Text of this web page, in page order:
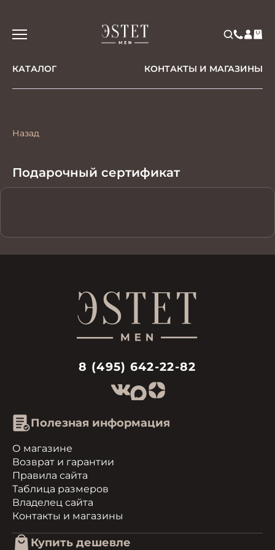
КАТАЛОГ КОНТАКТЫ И МАГАЗИНЫ
Назад
Подарочный сертификат
8 (495) 642-22-82
Полезная информация
О магазине
Возврат и гарантии
Правила сайта
Таблица размеров
Владелец сайта
Контакты и магазины
Купить дешевле